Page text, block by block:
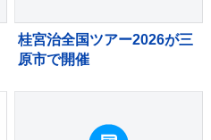
桂宮治全国ツアー2026が三
原市で開催